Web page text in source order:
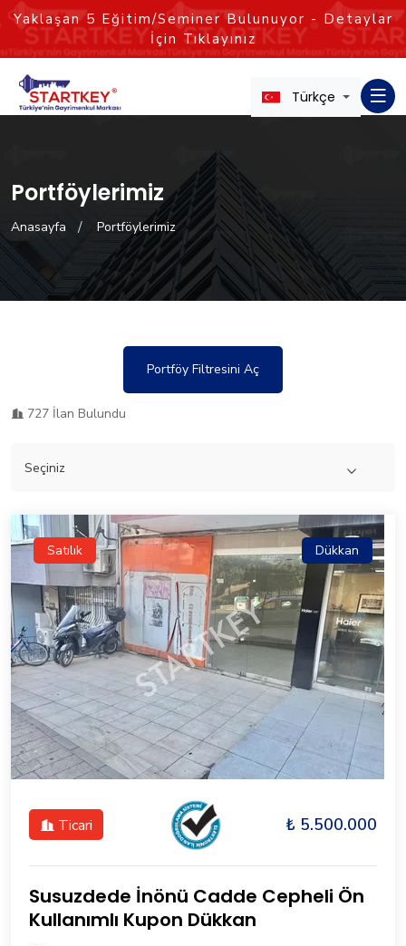
Yaklaşan5 Eğitim/Seminer Bulunuyor - Detaylar
İçin Tıklayınız
Türkçe
Portföylerimiz
Anasayfa Portföylerimiz
Portföy Filtresini Aç
727 İlan Bulundu
Satılık Dükkan
Ticari ₺ 5.500.000
Susuzdede İnönü Cadde Cepheli Ön
Kullanımlı Kupon Dükkan